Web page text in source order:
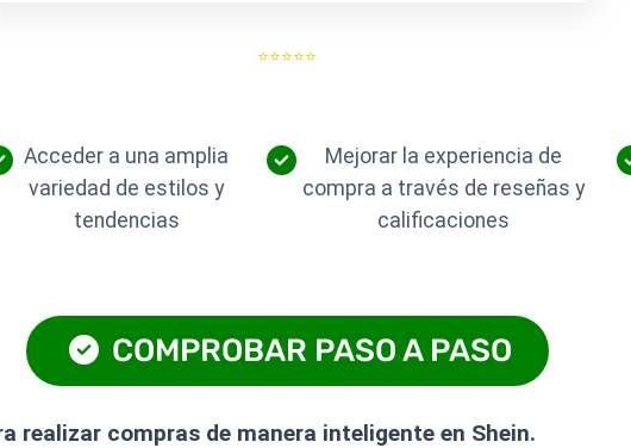
⭐⭐⭐⭐⭐
Acceder a una amplia
variedad de estilos y
tendencias
Mejorar la experiencia de
compra a través de reseñas y
calificaciones
COMPROBAR PASO A PASO
realizar compras de manera inteligente en Shein.